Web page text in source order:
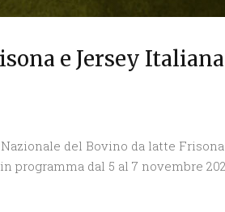
e Jersey
del Bovino da latte
programma dal 5 al 7 novembre